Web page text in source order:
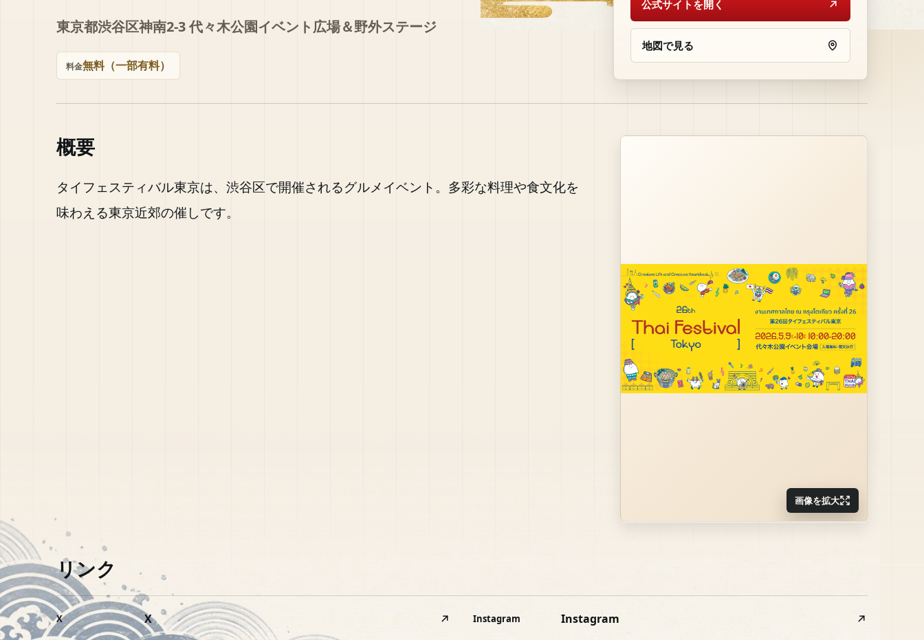
東京都渋谷区神南2-3 代々⽊公園イベント広場＆野外ステージ
料金無料（一部有料）
公式サイトを開く
地図で見る
概要
タイフェスティバル東京は、渋谷区で開催されるグルメイベント。多彩な料理や食文化を
味わえる東京近郊の催しです。
画像を拡大
リンク
X X Instagram Instagram